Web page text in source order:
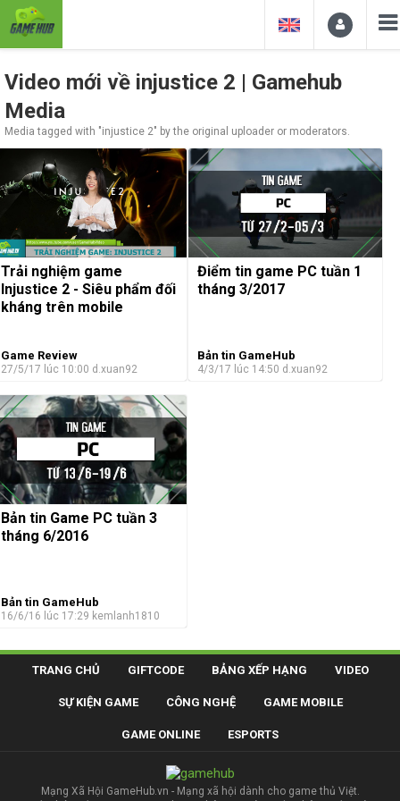
Video mới về injustice 2 | Gamehub
Media
Media tagged with "injustice 2" by the original uploader or moderators.
Trải nghiệm game
Injustice 2 - Siêu phẩm đối
kháng trên mobile
Game Review
27/5/17 lúc 10:00 d.xuan92
Điểm tin game PC tuần 1
tháng 3/2017
Bản tin GameHub
4/3/17 lúc 14:50 d.xuan92
Bản tin Game PC tuần 3
tháng 6/2016
Bản tin GameHub
16/6/16 lúc 17:29 kemlanh1810
TRANG CHỦ GIFTCODE BẢNG XẾP HẠNG VIDEO
SỰ KIỆN GAME CÔNG NGHỆ GAME MOBILE
GAME ONLINE ESPORTS
Mạng Xã Hội GameHub.vn - Mạng xã hội dành cho game thủ Việt.